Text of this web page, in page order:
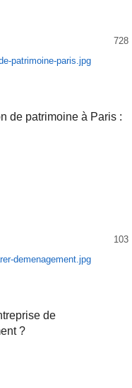
728
de patrimoine à Paris :
103
de
?